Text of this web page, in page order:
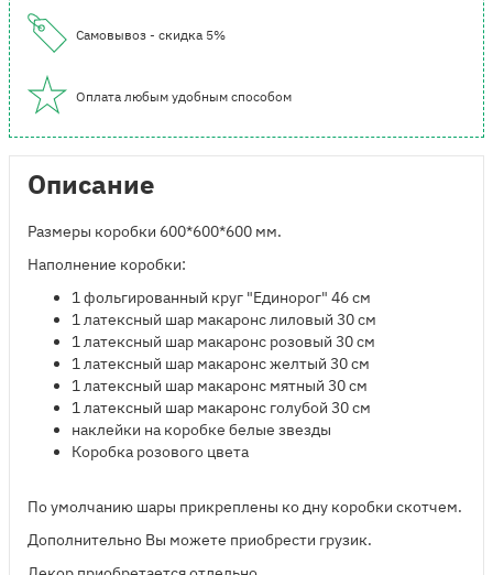
Самовывоз - скидка 5%
Оплата любым удобным способом
Описание
Размеры коробки 600*600*600 мм.
Наполнение коробки:
1 фольгированный круг "Единорог" 46 см
​1 латексный шар макаронс лиловый 30 см
1 латексный шар макаронс розовый 30 см
1 латексный шар макаронс желтый 30 см
1 латексный шар макаронс мятный 30 см
1 латексный шар макаронс голубой 30 см
наклейки на коробке белые звезды
Коробка розового цвета
По умолчанию шары прикреплены ко дну коробки скотчем.
Дополнительно Вы можете приобрести грузик.